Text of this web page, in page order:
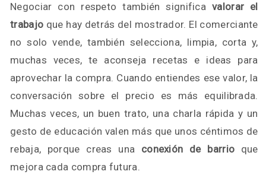
Negociar con respeto también significavalorar el
trabajo que hay detrás del mostrador. El comerciante
no solo vende, también selecciona, limpia, corta y,
muchas veces, te aconseja recetas e ideas para
aprovechar la compra. Cuando entiendes ese valor, la
conversación sobre el precio es más equilibrada.
Muchas veces, un buen trato, una charla rápida y un
gesto de educación valen más que unos céntimos de
rebaja, porque creas una conexión de barrio que
mejora cada compra futura.